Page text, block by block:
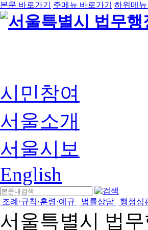
본문 바로가기 주메뉴 바로가기 하위메뉴
시민참여
서울소개
서울시보
English
조례·규칙·훈령·예규 법률상담 행정심
서울특별시 법